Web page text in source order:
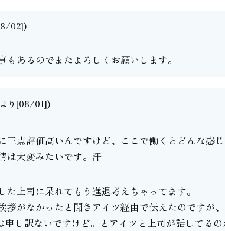
02])
あるのでまたよろしくお願いします。
り[08/01])
三点評価高いんですけど、ここで働くとどんな感
は大変みたいです。汗
上司に呆れてもう進退考えちゃってます。
拶がなかったと聞きアイツ経由で伝えたのですが
し訳ないですけど。とアイツと上司が話してる